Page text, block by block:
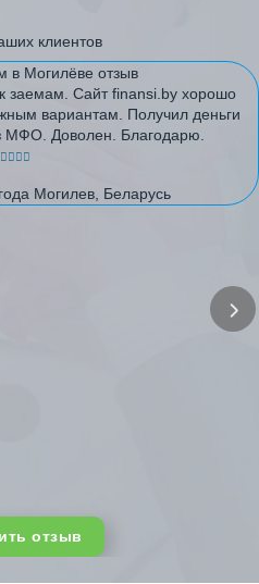
клиентов
заемам. Сайт finansi.by хорошо
вариантам. Получил деньги
МФО. Доволен. Благодарю.
Могилев, Беларусь
отзыв